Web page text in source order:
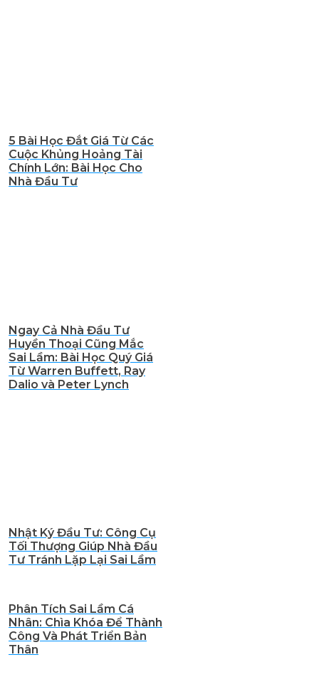
5 Bài Học Đắt Giá Từ Các
Cuộc Khủng Hoảng Tài
Chính Lớn: Bài Học Cho
Nhà Đầu Tư
Ngay Cả Nhà Đầu Tư
Huyền Thoại Cũng Mắc
Sai Lầm: Bài Học Quý Giá
Từ Warren Buffett, Ray
Dalio và Peter Lynch
Nhật Ký Đầu Tư: Công Cụ
Tối Thượng Giúp Nhà Đầu
Tư Tránh Lặp Lại Sai Lầm
Phân Tích Sai Lầm Cá
Nhân: Chìa Khóa Để Thành
Công Và Phát Triển Bản
Thân